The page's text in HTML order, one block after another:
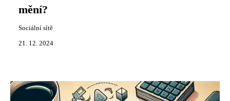
mění?
Sociální sítě
21. 12. 2024